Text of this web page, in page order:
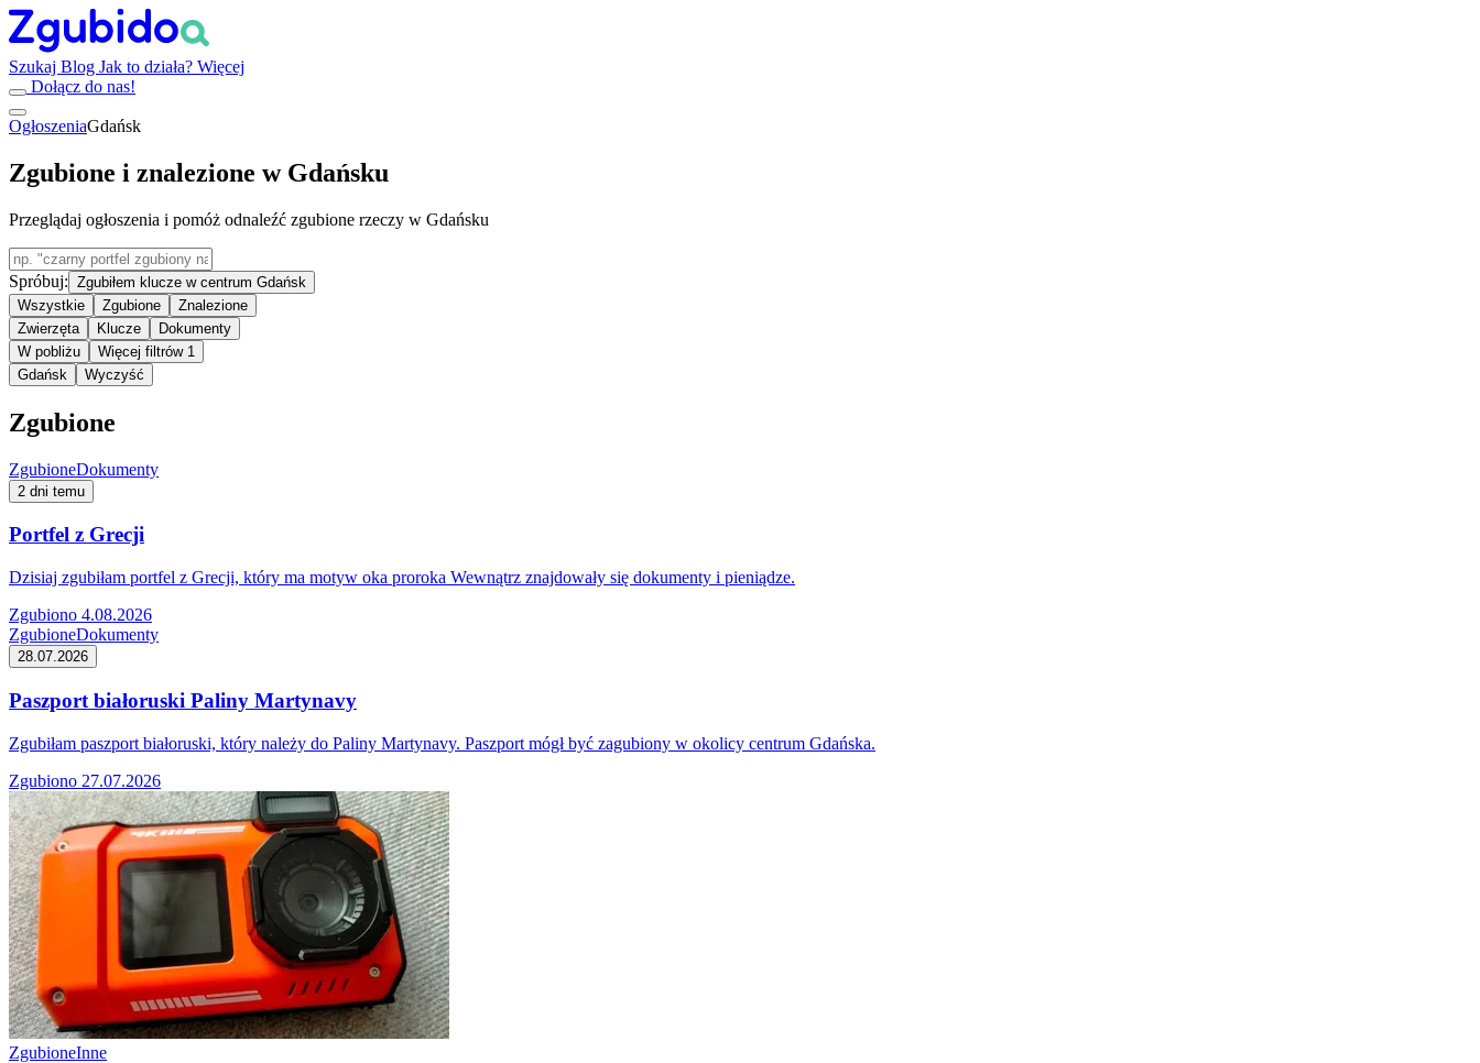
Szukaj Blog Jak to działa? Więcej
Dołącz do nas!
OgłoszeniaGdańsk
Zgubione i znalezione w Gdańsku
Przeglądaj ogłoszenia i pomóż odnaleźć zgubione rzeczy w Gdańsku
Spróbuj: Zgubiłem klucze w centrum Gdańsk
Wszystkie
Zgubione
Znalezione
Zwierzęta
Klucze
Dokumenty
W pobliżu
Więcej filtrów 1
Gdańsk
Wyczyść
Zgubione
ZgubioneDokumenty
2 dni temu
Portfel z Grecji
Dzisiaj zgubiłam portfel z Grecji, który ma motyw oka proroka Wewnątrz znajdowały się dokumenty i pieniądze.
Zgubiono 4.08.2026
ZgubioneDokumenty
28.07.2026
Paszport białoruski Paliny Martynavy
Zgubiłam paszport białoruski, który należy do Paliny Martynavy. Paszport mógł być zagubiony w okolicy centrum Gdańska.
Zgubiono 27.07.2026
ZgubioneInne